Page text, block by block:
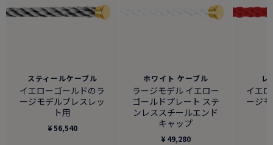
スティールケーブル
イエローゴールドのラ
ージモデルブレスレッ
ト用
¥ 56,540
ホワイト ケーブル
ラージモデル イエロー
ゴールドプレート ステ
ンレススチールエンド
キャップ
¥ 49,280
レ
イエ
ージ